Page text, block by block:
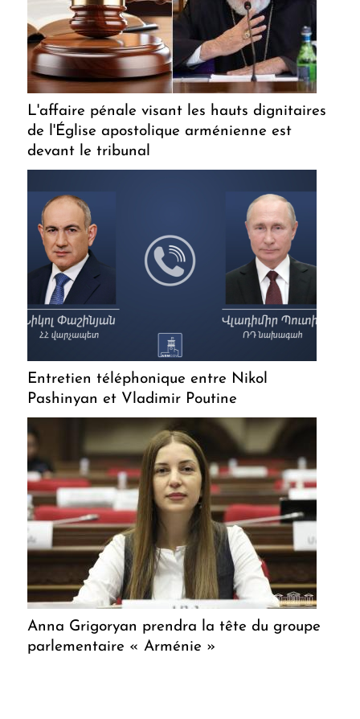
L'affaire pénale visant les hauts dignitaires
de l'Église apostolique arménienne est
devant le tribunal
Entretien téléphonique entre Nikol
Pashinyan et Vladimir Poutine
Anna Grigoryan prendra la tête du groupe
parlementaire « Arménie »